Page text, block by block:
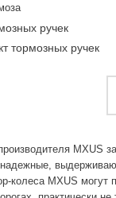
ручек
тормозных ручек
MXUS
надежные,
колеса MXUS могут